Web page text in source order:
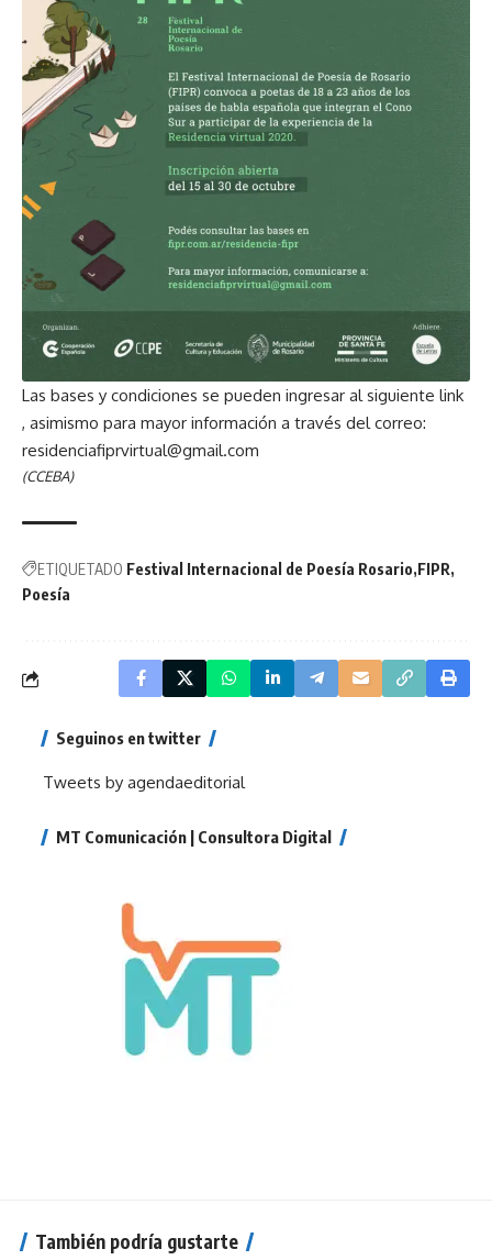
Las bases y condiciones se pueden ingresar al siguiente link
, asimismo para mayor información a través del correo:
residenciafiprvirtual@gmail.com
(CCEBA)
ETIQUETADO Festival Internacional de Poesía Rosario FIPR
Poesía
Seguinos en twitter
Tweets by agendaeditorial
MT Comunicación | Consultora Digital
También podría gustarte